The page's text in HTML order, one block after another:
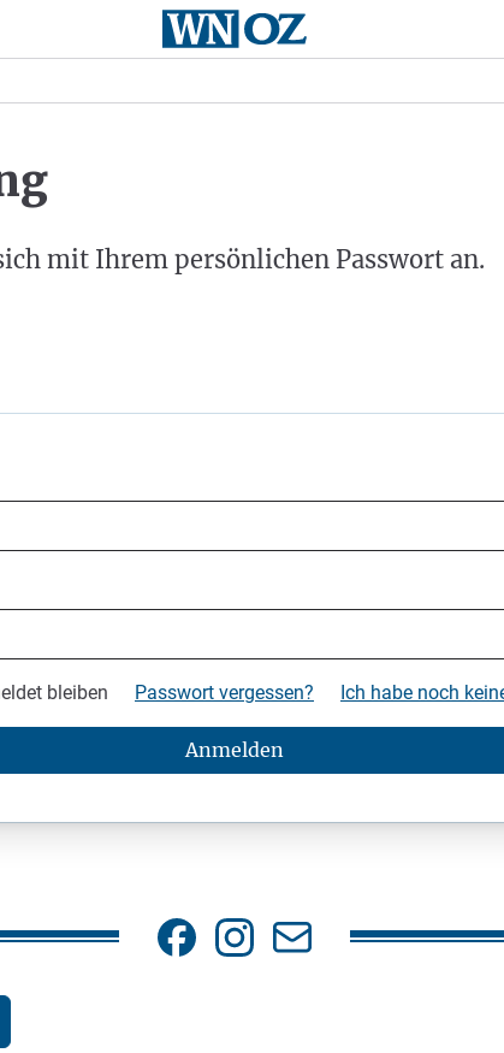
mit Ihrem persönlichen Passwort an.
bleiben Passwort vergessen? Ich habe noch
Anmelden